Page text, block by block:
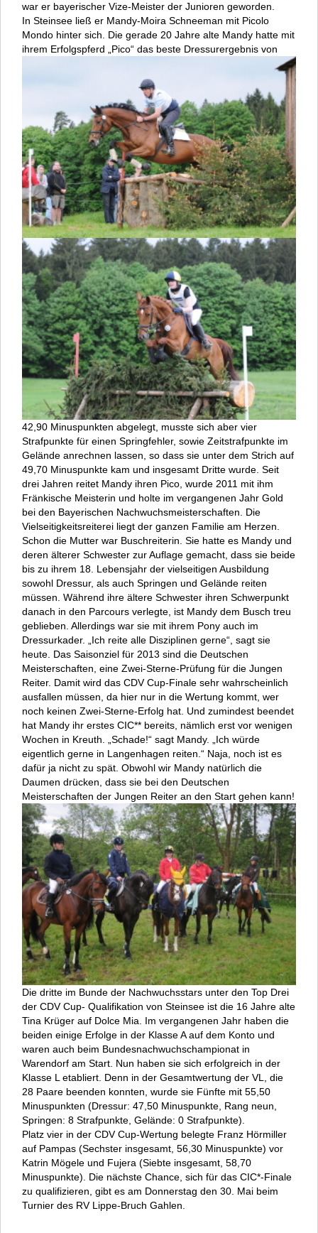
war er bayerischer Vize-Meister der Junioren geworden.
In Steinsee ließ er Mandy-Moira Schneeman mit Picolo
Mondo hinter sich. Die gerade 20 Jahre alte Mandy hatte mit
ihrem Erfolgspferd „Pico“ das beste Dressurergebnis von
42,90 Minuspunkten abgelegt, musste sich aber vier
Strafpunkte für einen Springfehler, sowie Zeitstrafpunkte im
Gelände anrechnen lassen, so dass sie unter dem Strich auf
49,70 Minuspunkte kam und insgesamt Dritte wurde. Seit
drei Jahren reitet Mandy ihren Pico, wurde 2011 mit ihm
Fränkische Meisterin und holte im vergangenen Jahr Gold
bei den Bayerischen Nachwuchsmeisterschaften. Die
Vielseitigkeitsreiterei liegt der ganzen Familie am Herzen.
Schon die Mutter war Buschreiterin. Sie hatte es Mandy und
deren älterer Schwester zur Auflage gemacht, dass sie beide
bis zu ihrem 18. Lebensjahr der vielseitigen Ausbildung
sowohl Dressur, als auch Springen und Gelände reiten
müssen. Während ihre ältere Schwester ihren Schwerpunkt
danach in den Parcours verlegte, ist Mandy dem Busch treu
geblieben. Allerdings war sie mit ihrem Pony auch im
Dressurkader. „Ich reite alle Disziplinen gerne“, sagt sie
heute. Das Saisonziel für 2013 sind die Deutschen
Meisterschaften, eine Zwei-Sterne-Prüfung für die Jungen
Reiter. Damit wird das CDV Cup-Finale sehr wahrscheinlich
ausfallen müssen, da hier nur in die Wertung kommt, wer
noch keinen Zwei-Sterne-Erfolg hat. Und zumindest beendet
hat Mandy ihr erstes CIC** bereits, nämlich erst vor wenigen
Wochen in Kreuth. „Schade!“ sagt Mandy. „Ich würde
eigentlich gerne in Langenhagen reiten.“ Naja, noch ist es
dafür ja nicht zu spät. Obwohl wir Mandy natürlich die
Daumen drücken, dass sie bei den Deutschen
Meisterschaften der Jungen Reiter an den Start gehen kann!
Die dritte im Bunde der Nachwuchsstars unter den Top Drei
der CDV Cup- Qualifikation von Steinsee ist die 16 Jahre alte
Tina Krüger auf Dolce Mia. Im vergangenen Jahr haben die
beiden einige Erfolge in der Klasse A auf dem Konto und
waren auch beim Bundesnachwuchschampionat in
Warendorf am Start. Nun haben sie sich erfolgreich in der
Klasse L etabliert. Denn in der Gesamtwertung der VL, die
28 Paare beenden konnten, wurde sie Fünfte mit 55,50
Minuspunkten (Dressur: 47,50 Minuspunkte, Rang neun,
Springen: 8 Strafpunkte, Gelände: 0 Strafpunkte).
Platz vier in der CDV Cup-Wertung belegte Franz Hörmiller
auf Pampas (Sechster insgesamt, 56,30 Minuspunkte) vor
Katrin Mögele und Fujera (Siebte insgesamt, 58,70
Minuspunkte). Die nächste Chance, sich für das CIC*-Finale
zu qualifizieren, gibt es am Donnerstag den 30. Mai beim
Turnier des RV Lippe-Bruch Gahlen.